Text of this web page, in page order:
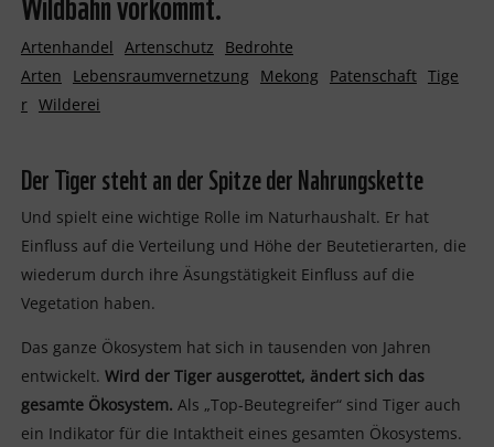
Artenhandel Artenschutz
Bedrohte
Arten
Lebensraumvernetzung Mekong Patenschaft Tige
r Wilderei
Der Tiger steht an der Spitze der Nahrungskette
Und spielt eine wichtige Rolle im Naturhaushalt. Er hat
Einfluss auf die Verteilung und Höhe der Beutetierarten, die
wiederum durch ihre Äsungstätigkeit Einfluss auf die
Vegetation haben.
Das ganze Ökosystem hat sich in tausenden von Jahren
entwickelt. Wird der Tiger ausgerottet, ändert sich das
gesamte Ökosystem. Als „Top-Beutegreifer“ sind Tiger auch
ein Indikator für die Intaktheit eines gesamten Ökosystems.